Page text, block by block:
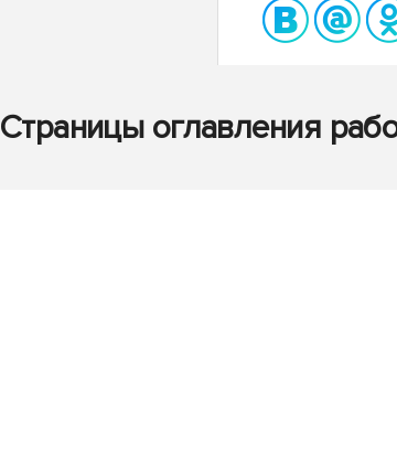
Страницы оглавления